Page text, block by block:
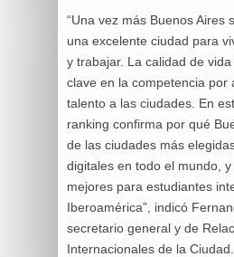
“Una vez más Buenos Aires
una excelente ciudad para
y trabajar. La calidad de
clave en la competencia por
talento a las ciudades. En
ranking confirma por qué
de las ciudades más
digitales en todo el mundo,
mejores para estudiantes
Iberoamérica”, indicó
secretario general y de
Internacionales de la Ciudad.